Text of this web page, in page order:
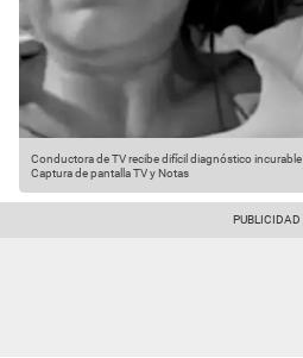
Conductora de TV recibe difícil diagnóstico incurable
Captura de pantalla TV y Notas